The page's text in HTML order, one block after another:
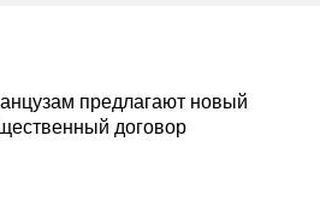
предлагают новый
договор